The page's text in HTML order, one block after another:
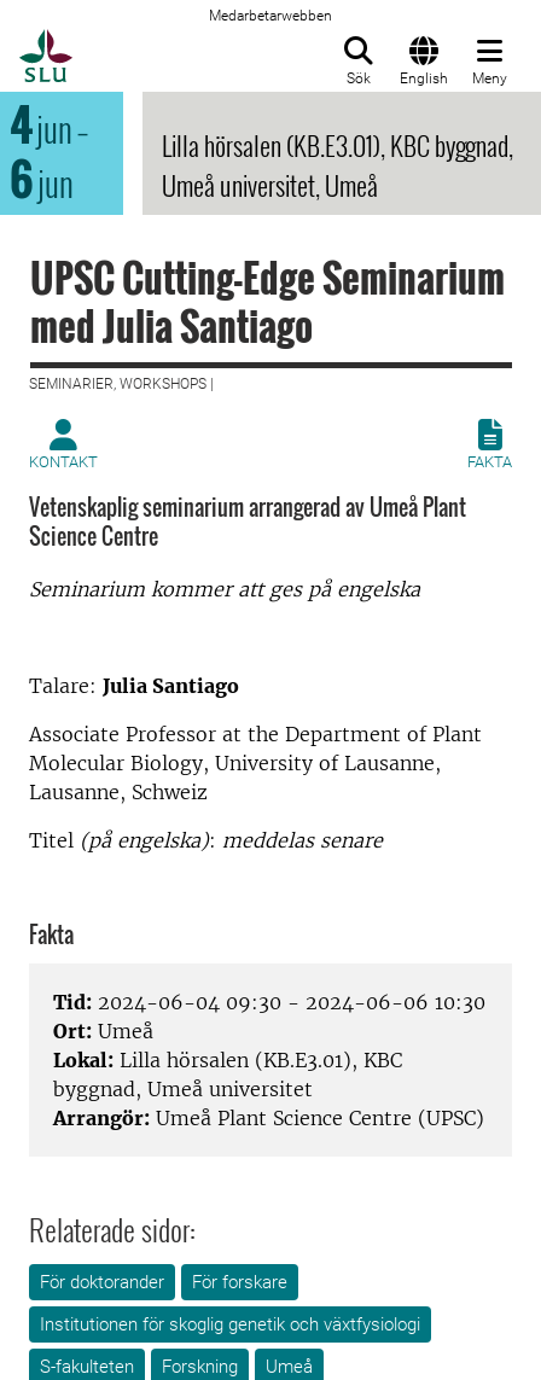
Medarbetarwebben
Sök English Meny
4jun–
6jun
Lilla hörsalen (KB.E3.01), KBC byggnad,
Umeå universitet, Umeå
UPSC Cutting-Edge Seminarium
med Julia Santiago
SEMINARIER, WORKSHOPS |
KONTAKT FAKTA
Vetenskaplig seminarium arrangerad av Umeå Plant
Science Centre
Seminarium kommer att ges på engelska
Talare: Julia Santiago
Associate Professor at the Department of Plant
Molecular Biology, University of Lausanne,
Lausanne, Schweiz
Titel (på engelska): meddelas senare
Fakta
Tid: 2024-06-04 09:30 - 2024-06-06 10:30
Ort: Umeå
Lokal: Lilla hörsalen (KB.E3.01), KBC
byggnad, Umeå universitet
Arrangör: Umeå Plant Science Centre (UPSC)
Relaterade sidor:
För doktorander
För forskare
Institutionen för skoglig genetik och växtfysiologi
S-fakulteten
Forskning Umeå